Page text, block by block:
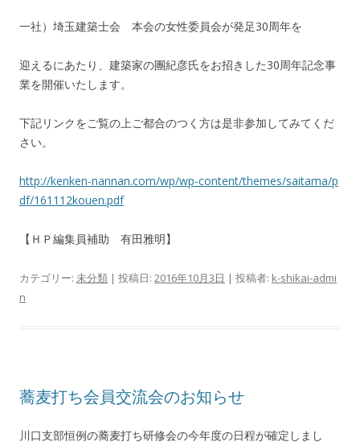
一社）埼玉建築士会 本会の女性委員会が発足30周年を
迎えるにあたり、建築家の團紀彦氏をお招きした30周年記念事
業を開催いたします。
下記リンクをご覧の上ご都合のつく方は是非参加してみてくだ
さい。
http://kenken-nannan.com/wp/wp-content/themes/saitama/p
df/161112kouen.pdf
【ＨＰ編集員補助 有田雅明】
カテゴリー: 未分類 | 投稿日: 2016年10月3日 | 投稿者: k-shikai-admi
n
蕎麦打ち会員交流会のお知らせ
川口支部恒例の蕎麦打ち研修会の今年度の日程が確定しまし